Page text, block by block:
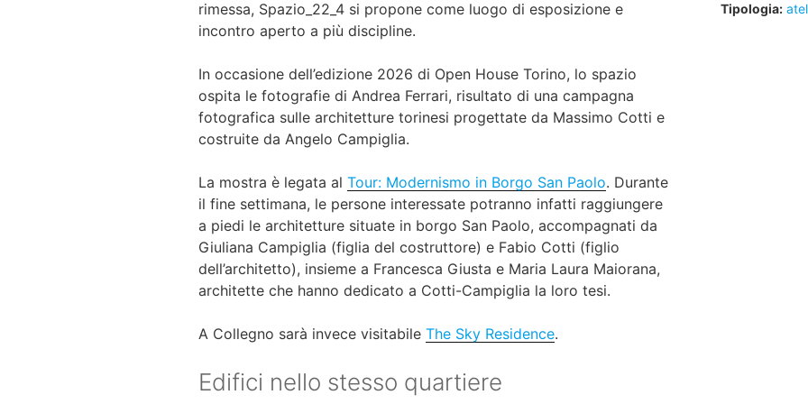
rimessa, Spazio_22_4 si propone come luogo di esposizione e
incontro aperto a più discipline.
In occasione dell’edizione 2026 di Open House Torino, lo spazio
ospita le fotografie di Andrea Ferrari, risultato di una campagna
fotografica sulle architetture torinesi progettate da Massimo Cotti e
costruite da Angelo Campiglia.
La mostra è legata al Tour: Modernismo in Borgo San Paolo. Durante
il fine settimana, le persone interessate potranno infatti raggiungere
a piedi le architetture situate in borgo San Paolo, accompagnati da
Giuliana Campiglia (figlia del costruttore) e Fabio Cotti (figlio
dell’architetto), insieme a Francesca Giusta e Maria Laura Maiorana,
architette che hanno dedicato a Cotti-Campiglia la loro tesi.
A Collegno sarà invece visitabile The Sky Residence.
Tipologia:
Edifici nello stesso quartiere